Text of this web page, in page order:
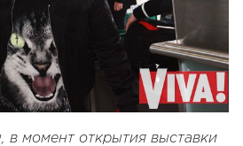
в момент открытия выставки